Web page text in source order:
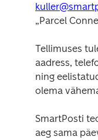
„Parcel
Tellimuses
aadress,
ning
olema
SmartPosti
aeg sama